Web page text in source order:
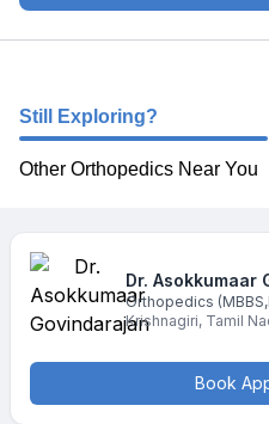
Still Exploring?
Other Orthopedics Near You
Dr. Asokkumaar
Orthopedics
Krishnagiri, Tamil
Book